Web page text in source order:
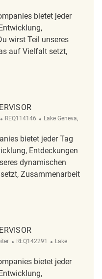
bietet jeder
wirst Teil unseres
auf Vielfalt setzt,
REQ137085
ReqId
REQ114146 Ort
Lake Geneva,
bietet jeder Tag
Entdeckungen
dynamischen
Zusammenarbeit
REQ114146
ReqId
REQ142291 Ort
Lake
bietet jeder